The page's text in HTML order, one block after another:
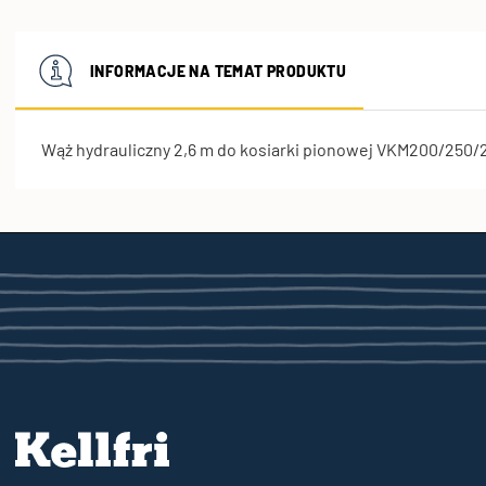
INFORMACJE NA TEMAT PRODUKTU
Wąż hydrauliczny 2,6 m do kosiarki pionowej VKM200/250/